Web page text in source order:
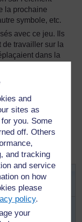
and
sites as
you. Some
off. Others
and tracking
and service
on how
please
policy.
your
la prochaine
symbole, etc.
avec ce jeu. Ils
de travailler sur la
dans la
de problème
ou à la direction à
Mlle Aloufa était
réussi à
comprendre les
brève explication
des symboles du